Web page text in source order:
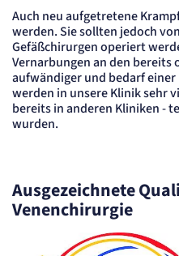
Auch neu aufgetretene
werden. Sie sollten jedoch
Gefäßchirurgen operiert
Vernarbungen an den bereits
aufwändiger und bedarf
werden in unsere Klinik sehr
bereits in anderen Kliniken -
wurden.
Ausgezeichnete
Venenchirurgie